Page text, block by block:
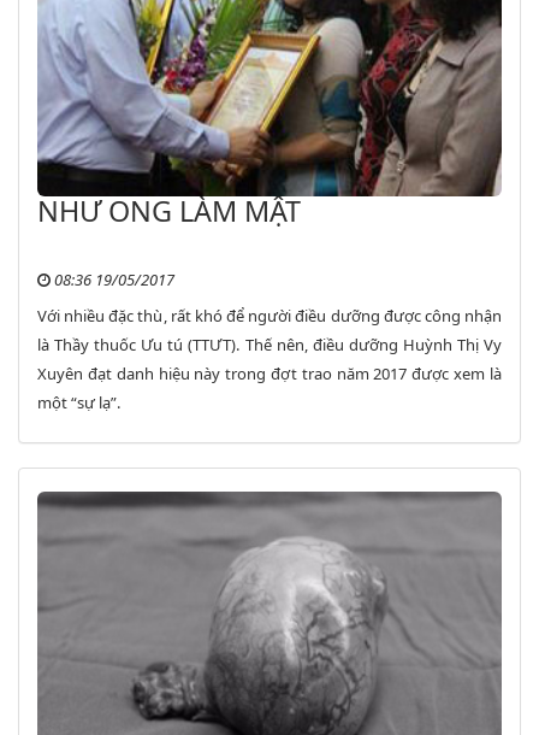
NHƯ ONG LÀM MẬT
08:36 19/05/2017
Với nhiều đặc thù, rất khó để người điều dưỡng được công nhận
là Thầy thuốc Ưu tú (TTƯT). Thế nên, điều dưỡng Huỳnh Thị Vy
Xuyên đạt danh hiệu này trong đợt trao năm 2017 được xem là
một “sự lạ”.